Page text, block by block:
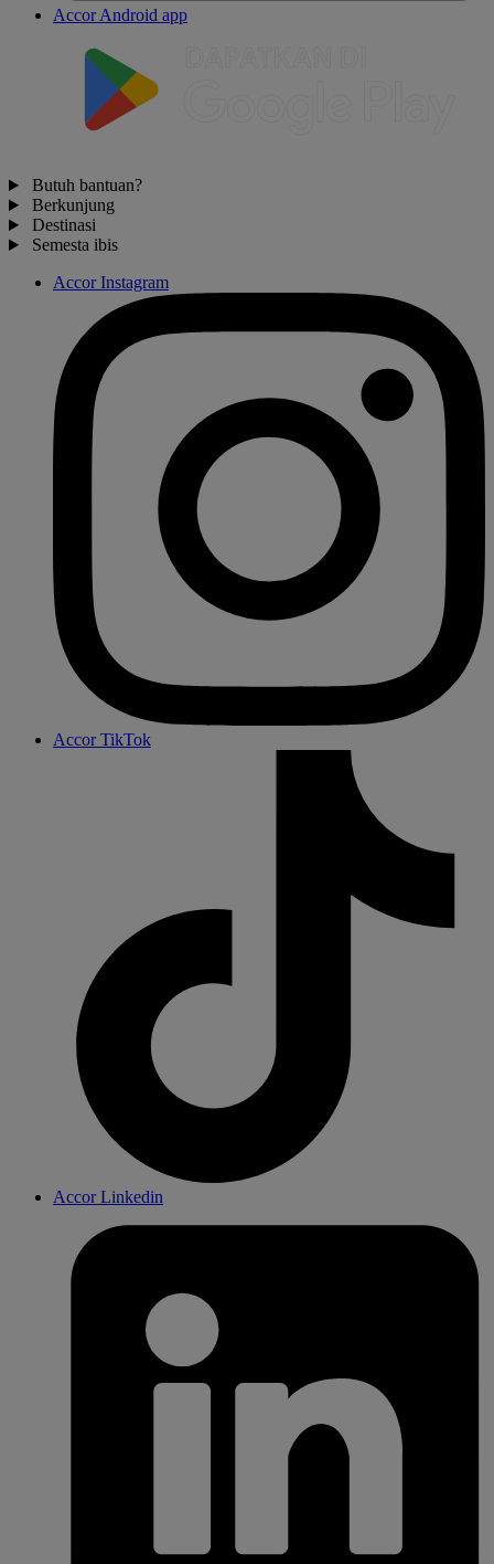
Accor Android app
Butuh bantuan?
Berkunjung
Destinasi
Semesta ibis
Accor Instagram
Accor TikTok
Accor Linkedin